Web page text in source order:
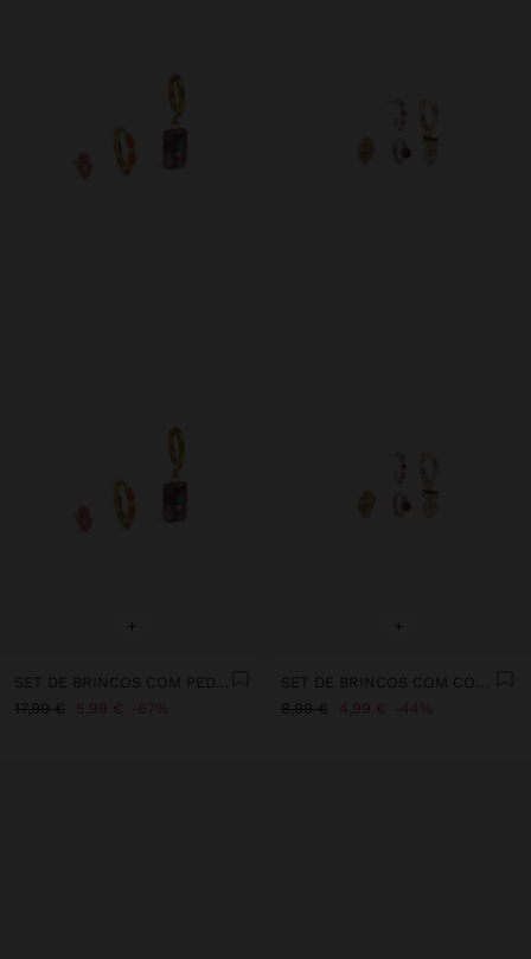
+
SET DE BRINCOS COM PEDRA E ESMALTE - AÇO INOXIDÁVEL
17,99 €
5,99 € 67%
+
SET DE BRINCOS COM CONCHAS
8,99 €
4,99 € 44%